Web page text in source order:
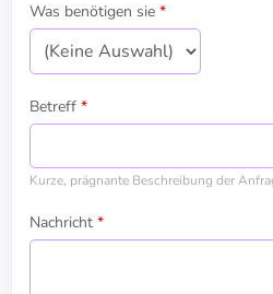
Was benötigen sie *
Betreff *
Kurze, prägnante Beschreibung der
Nachricht *